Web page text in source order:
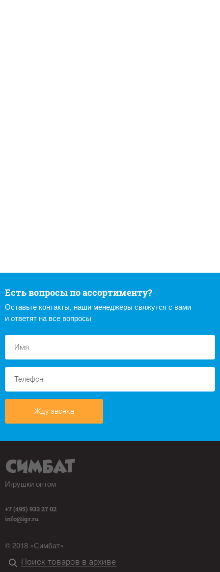
Есть вопросы по ассортименту?
Оставьте контакты, наши менеджеры свяжутся с вами
и ответят на все вопросы
Жду звонка
Игрушки оптом
+7 (495) 933 27 02
info@igr.ru
© 2018 «Симбат»